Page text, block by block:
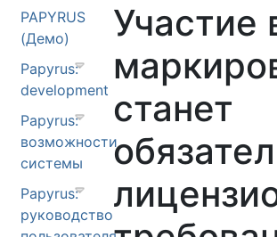
PAPYRUS
(Демо)
Papyrus:
development
Papyrus:
возможности
системы
Papyrus:
руководство
Участие
станет